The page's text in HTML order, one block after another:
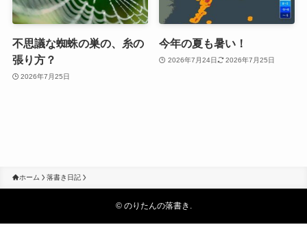
不思議な蜘蛛の巣の、糸の
張り方？
2026年7月25日
今年の夏も暑い！
2026年7月24日 2026年7月25日
ホーム 落書き日記
©のりたんの落書き.